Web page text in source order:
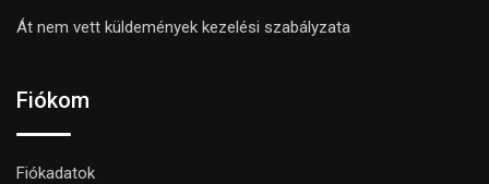
Át nem vett küldemények kezelési szabályzata
Fiókom
Fiókadatok